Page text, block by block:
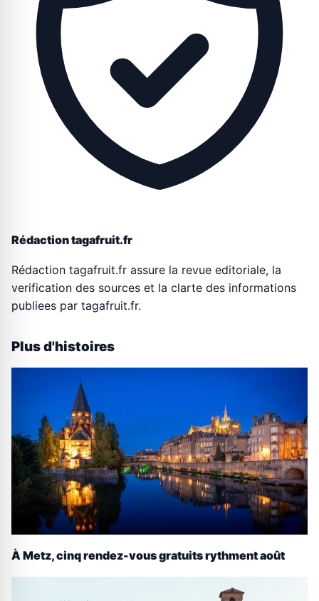
Rédaction tagafruit.fr
Rédaction tagafruit.fr assure la revue editoriale, la
verification des sources et la clarte des informations
publiees par tagafruit.fr.
Plus d'histoires
À Metz, cinq rendez-vous gratuits rythment août